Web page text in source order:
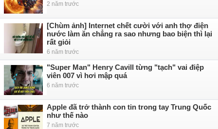
2 năm trước
[Chùm ảnh] Internet chết cười với anh thợ điện
nước làm ăn chẳng ra sao nhưng bao biện thì lại
rất giỏi
6 năm trước
"Super Man" Henry Cavill từng "tạch" vai điệp
viên 007 vì hơi mập quá
6 năm trước
Apple đã trở thành con tin trong tay Trung Quốc
như thế nào
7 năm trước